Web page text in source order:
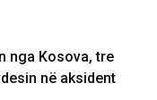
nga Kosova, tre
në aksident